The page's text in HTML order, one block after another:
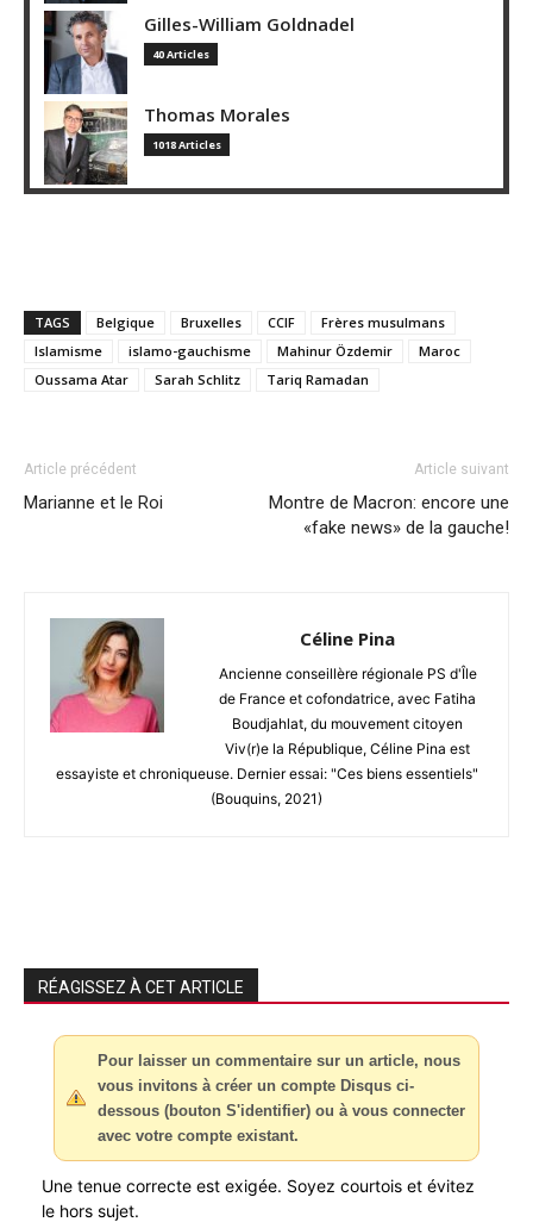
Gilles-William Goldnadel
40 Articles
Thomas Morales
1018 Articles
TAGS Belgique Bruxelles CCIF
Frères musulmans
Islamisme
islamo-gauchisme Mahinur Özdemir
Maroc
Oussama Atar
Sarah Schlitz Tariq Ramadan
Article précédent
Marianne et le Roi
Article suivant
Montre de Macron: encore une
«fake news» de la gauche!
Céline Pina
Ancienne conseillère régionale PS d'Île
de France et cofondatrice, avec Fatiha
Boudjahlat, du mouvement citoyen
Viv(r)e la République, Céline Pina est
essayiste et chroniqueuse. Dernier essai: "Ces biens essentiels"
(Bouquins, 2021)
RÉAGISSEZ À CET ARTICLE
Pour laisser un commentaire sur un article, nous
vous invitons à créer un compte Disqus ci-
dessous (bouton S'identifier) ou à vous connecter
avec votre compte existant.
Une tenue correcte est exigée. Soyez courtois et évitez
le hors sujet.